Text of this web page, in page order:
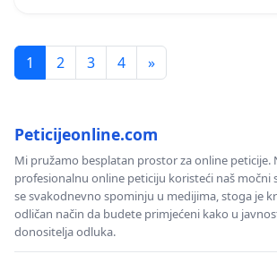
1 2 3 4 »
Peticijeonline.com
Mi pružamo besplatan prostor za online peticije.
profesionalnu online peticiju koristeći naš močni
se svakodnevno spominju u medijima, stoga je
odličan način da budete primjećeni kako u
donositelja odluka.